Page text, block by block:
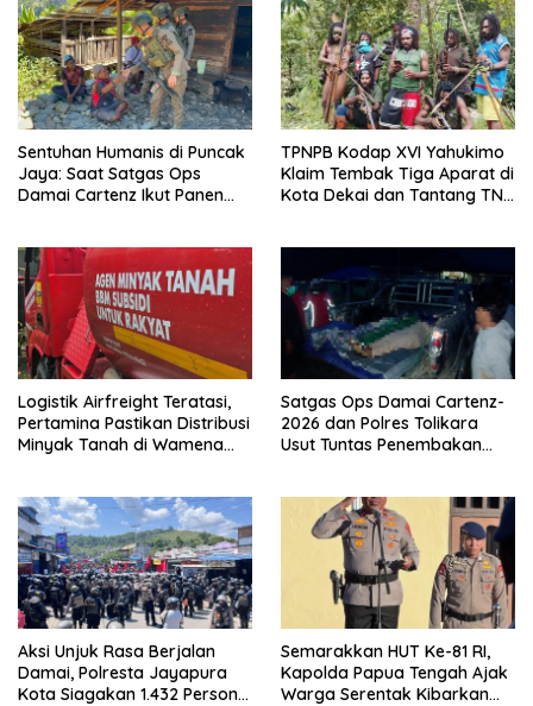
Sentuhan Humanis di Puncak
Jaya: Saat Satgas Ops
Damai Cartenz Ikut Panen
TPNPB Kodap XVI Yahukimo
Klaim Tembak Tiga Aparat di
Kota Dekai dan Tantang TNI-
Logistik Airfreight Teratasi,
Pertamina Pastikan Distribusi
Minyak Tanah di Wamena
Satgas Ops Damai Cartenz-
2026 dan Polres Tolikara
Usut Tuntas Penembakan
Aksi Unjuk Rasa Berjalan
Damai, Polresta Jayapura
Kota Siagakan 1.432 Personel
Semarakkan HUT Ke-81 RI,
Kapolda Papua Tengah Ajak
Warga Serentak Kibarkan